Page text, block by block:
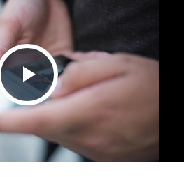
Play Video